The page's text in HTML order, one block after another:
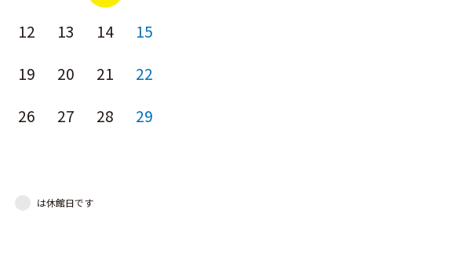
12 13 14
15
19 20 21
22
26 27 28
29
は休館日です